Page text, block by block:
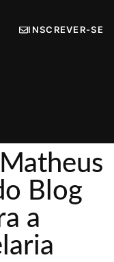
INSCREVER-SE
Blog
a